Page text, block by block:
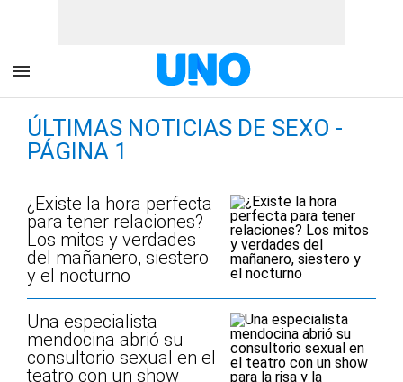
ÚLTIMAS NOTICIAS DE SEXO -
PÁGINA 1
¿Existe la hora perfecta
para tener relaciones?
Los mitos y verdades
del mañanero, siestero
y el nocturno
Una especialista
mendocina abrió su
consultorio sexual en el
teatro con un show